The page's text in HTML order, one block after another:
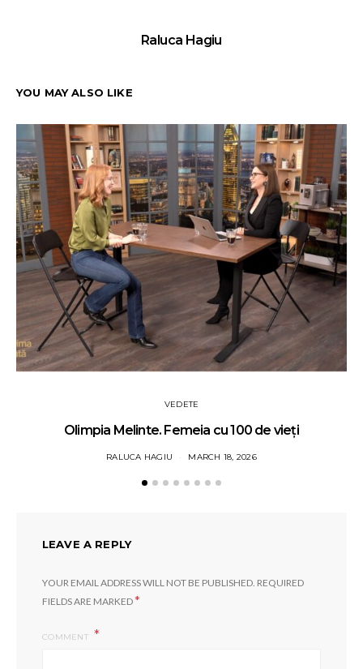
Raluca Hagiu
YOU MAY ALSO LIKE
VEDETE
Olimpia Melinte. Femeia cu 100 de vieți
RALUCA HAGIU MARCH 18, 2026
LEAVE A REPLY
YOUR EMAIL ADDRESS WILL NOT BE PUBLISHED. REQUIRED
FIELDS ARE MARKED*
COMMENT